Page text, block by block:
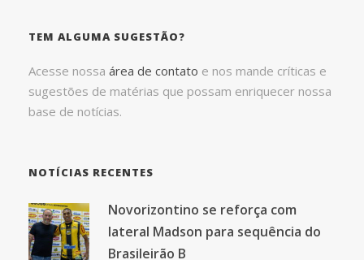
TEM ALGUMA SUGESTÃO?
Acesse nossa área de contato e nos mande críticas e
sugestões de matérias que possam enriquecer nossa
base de notícias.
NOTÍCIAS RECENTES
Novorizontino se reforça com
lateral Madson para sequência do
Brasileirão B